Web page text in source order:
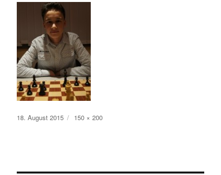
Veröffentlicht
am
18. August 2015 Volle
Größe
150 × 200